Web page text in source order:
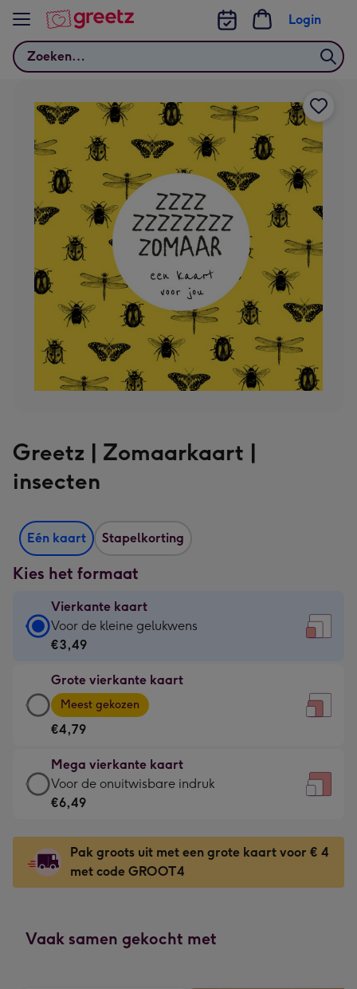
Bekijk meer
Zoeken
Login
Greetz | Zomaarkaart |
insecten
Eén kaart Stapelkorting
Kies het formaat
Vierkante kaart
Vierkante
kaart
€3,49
-
Voor
kleine
gelukwens
-
130
x
130
mm
Voor de kleine gelukwens
€3,49
Grote vierkante kaart
Grote
vierkante
kaart
-
€4,79
-
Meest
-
Dimensions:
167
mm
Meest gekozen
€4,79
Mega vierkante kaart
Mega
vierkante
-
€6,49
-
onuitwisbare
Voor de onuitwisbare indruk
€6,49
Pak groots uit met een grote kaart voor € 4
met code GROOT4
Vaak samen gekocht met